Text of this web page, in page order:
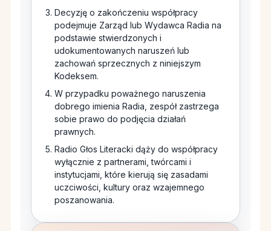
Decyzję o zakończeniu współpracy
podejmuje Zarząd lub Wydawca Radia na
podstawie stwierdzonych i
udokumentowanych naruszeń lub
zachowań sprzecznych z niniejszym
Kodeksem.
W przypadku poważnego naruszenia
dobrego imienia Radia, zespół zastrzega
sobie prawo do podjęcia działań
prawnych.
Radio Głos Literacki dąży do współpracy
wyłącznie z partnerami, twórcami i
instytucjami, które kierują się zasadami
uczciwości, kultury oraz wzajemnego
poszanowania.